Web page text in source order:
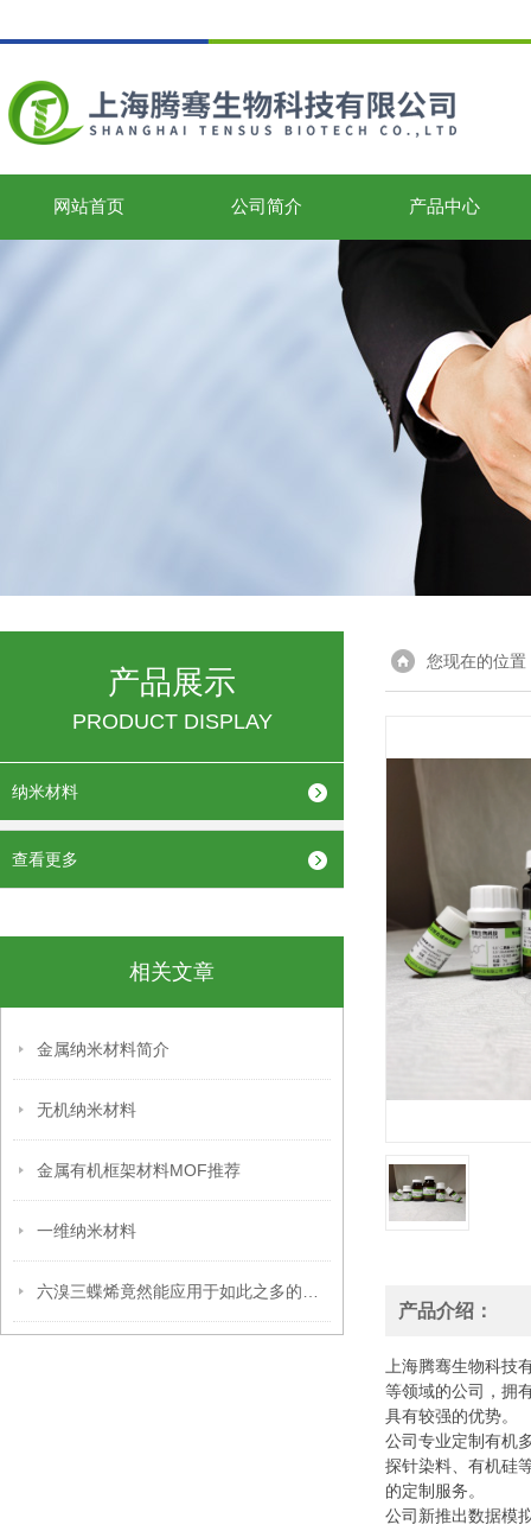
网站首页 公司简介 产品中心
产品展示
PRODUCT DISPLAY
纳米材料
查看更多
相关文章
金属纳米材料简介
无机纳米材料
金属有机框架材料MOF推荐
一维纳米材料
您现在的位置
产品介绍：
上海腾骞生物科技
等领域的公司，拥
具有较强的优势。
公司专业定制有机
探针染料、有机硅
的定制服务。
公司新推出数据模